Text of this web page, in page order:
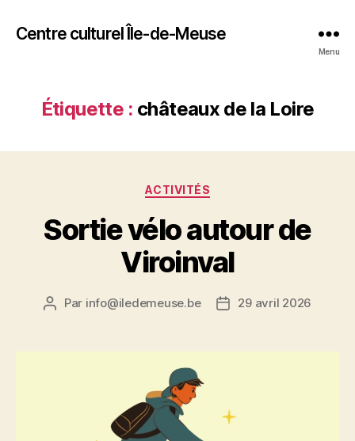
Centre culturel Île-de-Meuse
Menu
Étiquette : châteaux de la Loire
Catégories
ACTIVITÉS
Sortie vélo autour de
Viroinval
Auteur
Par info@iledemeuse.be
Date29 avril 2026